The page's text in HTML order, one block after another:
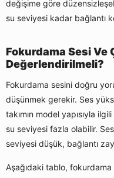
değişime göre
su seviyesi kadar bağlantı
Fokurdama Sesi Ve
Değerlendirilmeli?
Fokurdama sesini doğru
düşünmek gerekir. Ses
takımın model yapısıyla
su seviyesi fazla olabilir.
seviyesi düşük, bağlantı
Aşağıdaki tablo, fokurdama